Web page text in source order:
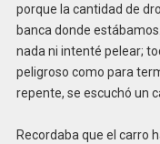
porque la cantidad de
banca donde
nada ni intenté pelear;
peligroso como para
repente, se escuchó un
Recordaba que el carro